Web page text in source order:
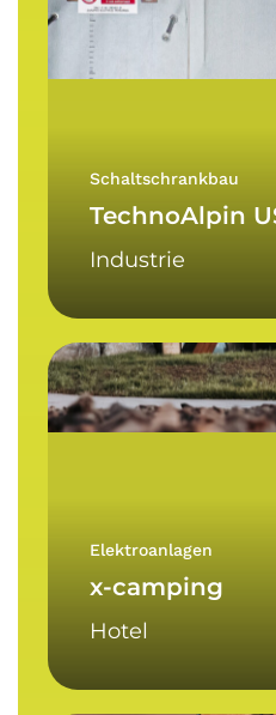
USA
Schaltschrankbau
TechnoAlpin
Industrie
x-
camping
Elektroanlagen
x-camping
Hotel